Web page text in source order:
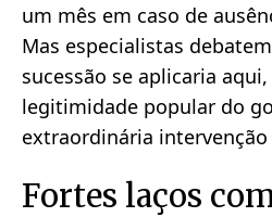
um mês em caso de
Mas especialistas
sucessão se aplicaria
legitimidade popular do
extraordinária
Fortes laços